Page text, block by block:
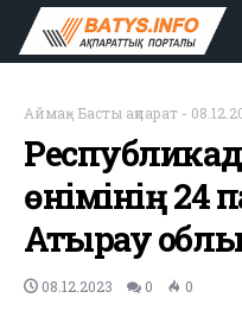
Аймақ- Басты ақпарат -
өнімінің 24
Атырау
08.12.2023 0 0